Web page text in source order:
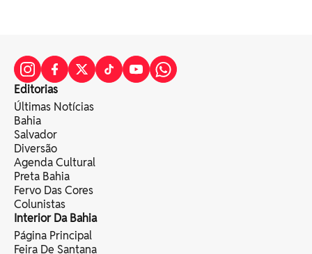
Editorias
Últimas Notícias
Bahia
Salvador
Diversão
Agenda Cultural
Preta Bahia
Fervo Das Cores
Colunistas
Interior Da Bahia
Página Principal
Feira De Santana